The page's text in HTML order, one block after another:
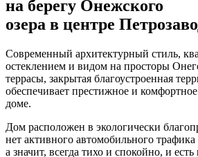
на берегу Онежского
озера в центре
Современный архитектурный стиль,
остеклением и видом на просторы
террасы, закрытая благоустроенная
обеспечивает престижное и
доме.
Дом расположен в экологически
нет активного автомобильного
а значит, всегда тихо и спокойно, и